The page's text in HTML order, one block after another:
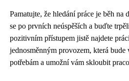
Pamatujte, že hledání práce je běh
se po prvních neúspěších a buďte
pozitivním přístupem jistě najdete
jednosměnným provozem, která
potřebám a umožní vám skloubit